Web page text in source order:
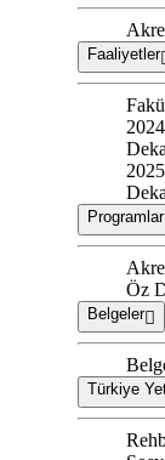
Faaliyetler
Öz
Belgeler
Türkiye